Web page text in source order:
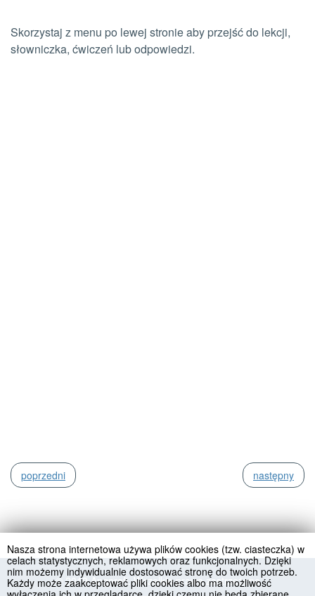
Skorzystaj z menu po lewej stronie aby przejść do lekcji,
słowniczka, ćwiczeń lub odpowiedzi.
poprzedni następny
© 2019 Angprofi. Wszelkie prawa zastrzeżone
Nasza strona internetowa używa plików cookies (tzw. ciasteczka) w
celach statystycznych, reklamowych oraz funkcjonalnych. Dzięki
nim możemy indywidualnie dostosować stronę do twoich potrzeb.
Każdy może zaakceptować pliki cookies albo ma możliwość